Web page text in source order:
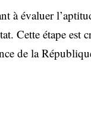
à évaluer
Cette étape est
de la